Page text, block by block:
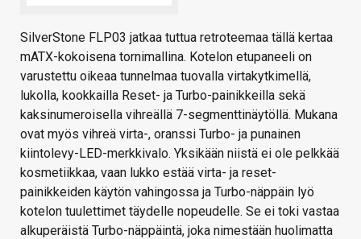
SilverStone FLP03 jatkaa tuttua retroteemaa tällä kertaa
mATX-kokoisena tornimallina. Kotelon etupaneeli on
varustettu oikeaa tunnelmaa tuovalla virtakytkimellä,
lukolla, kookkailla Reset- ja Turbo-painikkeilla sekä
kaksinumeroisella vihreällä 7-segmenttinäytöllä. Mukana
ovat myös vihreä virta-, oranssi Turbo- ja punainen
kiintolevy-LED-merkkivalo. Yksikään niistä ei ole pelkkää
kosmetiikkaa, vaan lukko estää virta- ja reset-
painikkeiden käytön vahingossa ja Turbo-näppäin lyö
kotelon tuulettimet täydelle nopeudelle. Se ei toki vastaa
alkuperäistä Turbo-näppäintä, joka nimestään huolimatta